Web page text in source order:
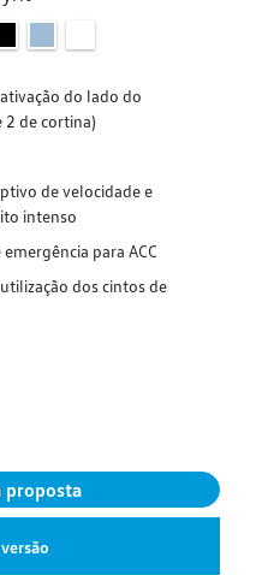
do lado do
2 de cortina)
de velocidade e
intenso
para ACC
dos cintos de
proposta